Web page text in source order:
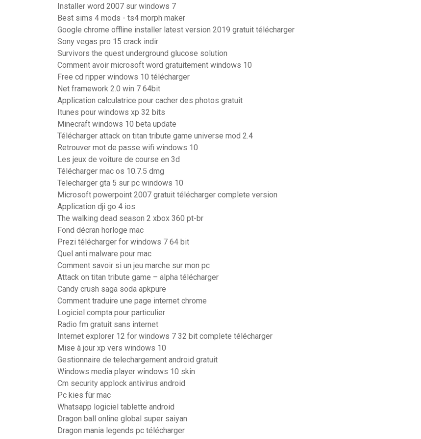
Installer word 2007 sur windows 7
Best sims 4 mods - ts4 morph maker
Google chrome offline installer latest version 2019 gratuit télécharger
Sony vegas pro 15 crack indir
Survivors the quest underground glucose solution
Comment avoir microsoft word gratuitement windows 10
Free cd ripper windows 10 télécharger
Net framework 2.0 win 7 64bit
Application calculatrice pour cacher des photos gratuit
Itunes pour windows xp 32 bits
Minecraft windows 10 beta update
Télécharger attack on titan tribute game universe mod 2.4
Retrouver mot de passe wifi windows 10
Les jeux de voiture de course en 3d
Télécharger mac os 10.7.5 dmg
Telecharger gta 5 sur pc windows 10
Microsoft powerpoint 2007 gratuit télécharger complete version
Application dji go 4 ios
The walking dead season 2 xbox 360 pt-br
Fond décran horloge mac
Prezi télécharger for windows 7 64 bit
Quel anti malware pour mac
Comment savoir si un jeu marche sur mon pc
Attack on titan tribute game – alpha télécharger
Candy crush saga soda apkpure
Comment traduire une page internet chrome
Logiciel compta pour particulier
Radio fm gratuit sans internet
Internet explorer 12 for windows 7 32 bit complete télécharger
Mise à jour xp vers windows 10
Gestionnaire de telechargement android gratuit
Windows media player windows 10 skin
Cm security applock antivirus android
Pc kies für mac
Whatsapp logiciel tablette android
Dragon ball online global super saiyan
Dragon mania legends pc télécharger